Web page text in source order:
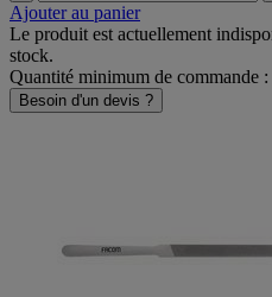
Ajouter au panier
Le produit est actuellement
stock.
Quantité minimum de commande :
Besoin d'un devis ?